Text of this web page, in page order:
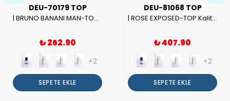
DEU-70179 TOP
| BRUNO BANANI MAN-TOP Kalite Erkek Parfüm Esansı.|
₺ 262.90
+2
SEPETE EKLE
DEU-81068 TOP
| ROSE EXPOSED-TOP Kalite Unısex Parfüm Esansı.|
₺ 407.90
+2
SEPETE EKLE